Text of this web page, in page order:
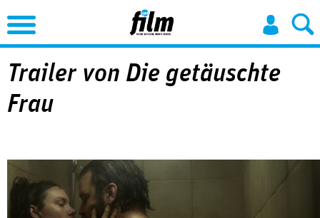
Jump to Navigation
Trailer von Die getäuschte
Frau